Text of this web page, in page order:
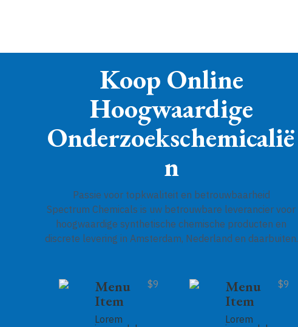
Koop Online
Hoogwaardige
Onderzoekschemicalië
N
Passie voor topkwaliteit en betrouwbaarheid
Spectrum Chemicals is uw betrouwbare leverancier voor
hoogwaardige synthetische chemische producten en
discrete levering in Amsterdam, Nederland en daarbuiten.
Menu
Item
Lorem
$9 Menu
Item
Lorem
$9